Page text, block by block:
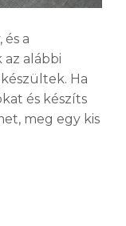
a
alábbi
Ha
és készíts
meg egy kis